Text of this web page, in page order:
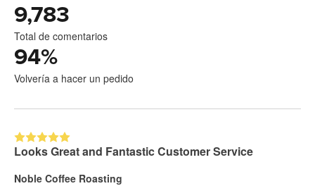
9,783
Total de comentarios
94%
Volvería a hacer un pedido
Looks Great and Fantastic Customer Service
Noble Coffee Roasting